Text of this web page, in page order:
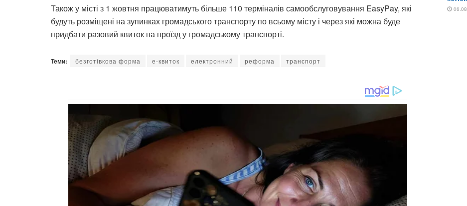
Також у місті з 1 жовтня працюватимуть більше 110 терміналів самообслуговування EasyPay, які
будуть розміщені на зупинках громадського транспорту по всьому місту і через які можна буде
придбати разовий квиток на проїзд у громадському транспорті.
Теми: безготівкова форма е-квиток електронний реформа транспорт